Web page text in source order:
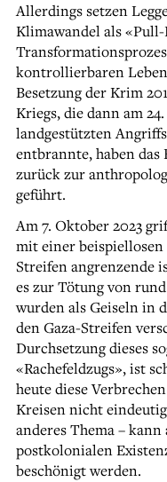
Allerdings setzen
Klimawandel als
kontrollierbaren
Besetzung der Krim
Kriegs, die dann am
landgestützten
entbrannte, haben das
zurück zur
geführt.
Am 7. Oktober 2023
mit einer
Streifen angrenzende
es zur Tötung von
wurden als Geiseln in
den Gaza-Streifen
Durchsetzung dieses
«Rachefeldzugs», ist
heute diese
Kreisen nicht
anderes Thema –
postkolonialen
beschönigt werden.